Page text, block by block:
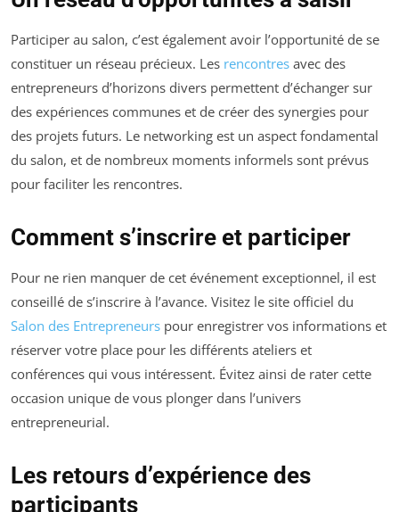
Participer au salon, c’est également avoir l’opportunité de se
constituer un réseau précieux. Les rencontres avec des
entrepreneurs d’horizons divers permettent d’échanger sur
des expériences communes et de créer des synergies pour
des projets futurs. Le networking est un aspect fondamental
du salon, et de nombreux moments informels sont prévus
pour faciliter les rencontres.
Comment s’inscrire et participer
Pour ne rien manquer de cet événement exceptionnel, il est
conseillé de s’inscrire à l’avance. Visitez le site officiel du
Salon des Entrepreneurs pour enregistrer vos informations et
réserver votre place pour les différents ateliers et
conférences qui vous intéressent. Évitez ainsi de rater cette
occasion unique de vous plonger dans l’univers
entrepreneurial.
Les retours d’expérience des
participants